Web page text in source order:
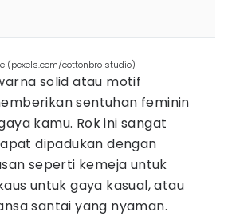
(pexels.com/cottonbro studio)
solid atau motif
sentuhan feminin
kamu. Rok ini sangat
dipadukan dengan
seperti kemeja untuk
untuk gaya kasual, atau
santai yang nyaman.